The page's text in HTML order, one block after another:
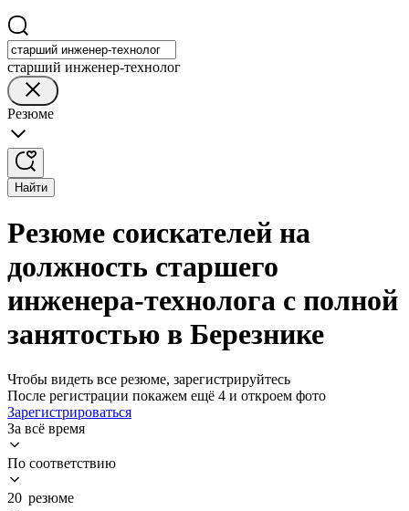
старший инженер-технолог
Резюме
Найти
Резюме соискателей на
должность старшего
инженера-технолога с полной
занятостью в Березнике
Чтобы видеть все резюме, зарегистрируйтесь
После регистрации покажем ещё 4 и откроем фото
Зарегистрироваться
За всё время
По соответствию
20 резюме